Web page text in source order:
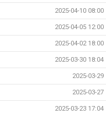
2025-04-10 08:00
2025-04-05 12:00
2025-04-02 18:00
2025-03-30 18:04
2025-03-29
2025-03-27
2025-03-23 17:04